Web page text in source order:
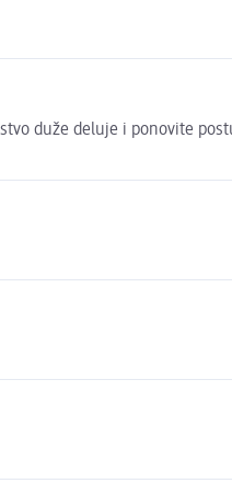
duže deluje i ponovite